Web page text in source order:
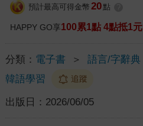
預計最高可得金幣 20 點
HAPPY GO享100累1點 4點抵1元
分類： 電子書 ＞ 語言/字辭典
韓語學習
追蹤
出版日： 2026/06/05